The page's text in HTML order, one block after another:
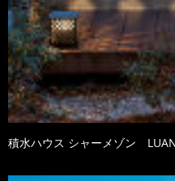
積水ハウス シャーメゾン